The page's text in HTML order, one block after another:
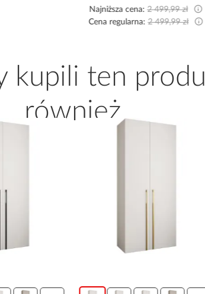
Najniższa cena:2 499,99 zł
Cena regularna:2 499,99 zł
kupili ten
również